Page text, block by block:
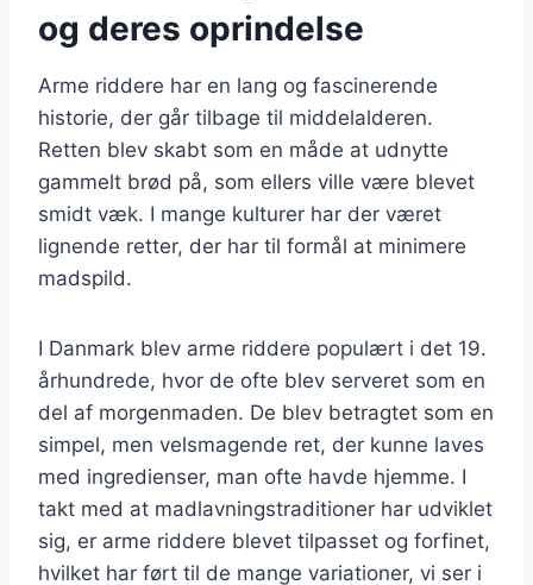
og deres oprindelse
Arme riddere har en lang og fascinerende
historie, der går tilbage til middelalderen.
Retten blev skabt som en måde at udnytte
gammelt brød på, som ellers ville være blevet
smidt væk. I mange kulturer har der været
lignende retter, der har til formål at minimere
madspild.
I Danmark blev arme riddere populært i det 19.
århundrede, hvor de ofte blev serveret som en
del af morgenmaden. De blev betragtet som en
simpel, men velsmagende ret, der kunne laves
med ingredienser, man ofte havde hjemme. I
takt med at madlavningstraditioner har udviklet
sig, er arme riddere blevet tilpasset og forfinet,
hvilket har ført til de mange variationer, vi ser i